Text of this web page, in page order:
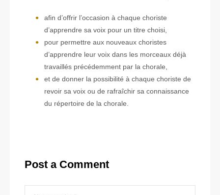
afin d’offrir l’occasion à chaque choriste
d’apprendre sa voix pour un titre choisi,
pour permettre aux nouveaux choristes
d’apprendre leur voix dans les morceaux déjà
travaillés précédemment par la chorale,
et de donner la possibilité à chaque choriste de
revoir sa voix ou de rafraîchir sa connaissance
du répertoire de la chorale.
Post a Comment